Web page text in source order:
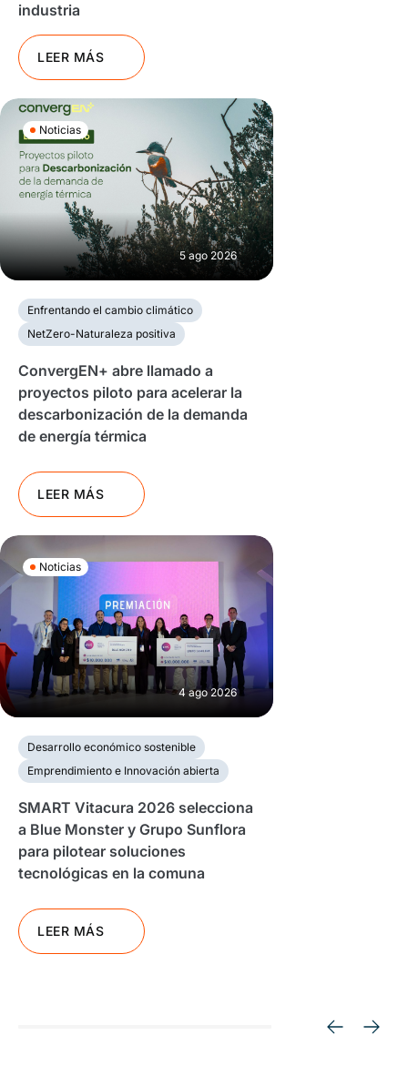
industria
LEER MÁS
Noticias
5 ago 2026
Enfrentando el cambio climático
NetZero-Naturaleza positiva
ConvergEN+ abre llamado a
proyectos piloto para acelerar la
descarbonización de la demanda
de energía térmica
LEER MÁS
Noticias
4 ago 2026
Desarrollo económico sostenible
Emprendimiento e Innovación abierta
SMART Vitacura 2026 selecciona
a Blue Monster y Grupo Sunflora
para pilotear soluciones
tecnológicas en la comuna
LEER MÁS